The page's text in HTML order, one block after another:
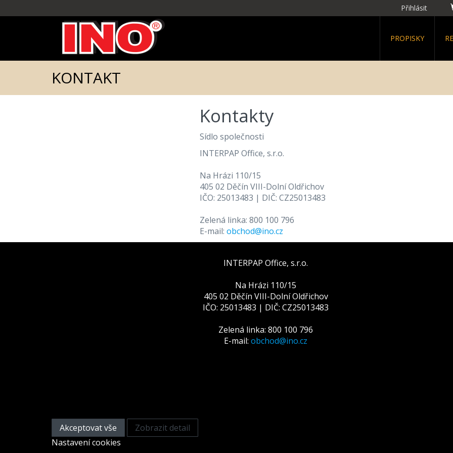
Přihlásit
PROPISKY
KONTAKT
Kontakty
Sídlo společnosti
INTERPAP Office, s.r.o.
Na Hrázi 110/15
405 02 Děčín VIII-Dolní Oldřichov
IČO: 25013483 | DIČ: CZ25013483
Zelená linka: 800 100 796
E-mail: obchod@ino.cz
INTERPAP Office, s.r.o.
Na Hrázi 110/15
405 02 Děčín VIII-Dolní Oldřichov
IČO: 25013483 | DIČ: CZ25013483
Zelená linka: 800 100 796
E-mail:obchod@ino.cz
Akceptovat vše
Zobrazit detail
Nastavení cookies